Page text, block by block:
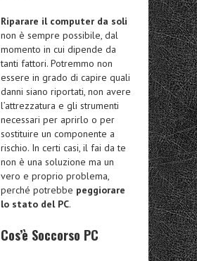
Riparare il computer da soli
non è sempre possibile, dal
momento in cui dipende da
tanti fattori. Potremmo non
essere in grado di capire quali
danni siano riportati, non avere
l’attrezzatura e gli strumenti
necessari per aprirlo o per
sostituire un componente a
rischio. In certi casi, il fai da te
non è una soluzione ma un
vero e proprio problema,
perché potrebbe peggiorare
lo stato del PC.
Cos’è Soccorso PC